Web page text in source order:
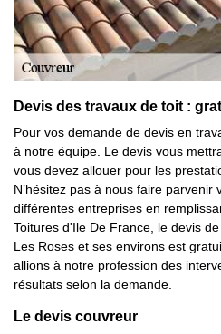
Devis des travaux de toit :
Pour vos demande de devis en
à notre équipe. Le devis vous
vous devez allouer pour les
N’hésitez pas à nous faire
différentes entreprises en
Toitures d'Ile De France, le devis
Les Roses et ses environs est
allions à notre profession des
résultats selon la demande.
Le devis couvreur